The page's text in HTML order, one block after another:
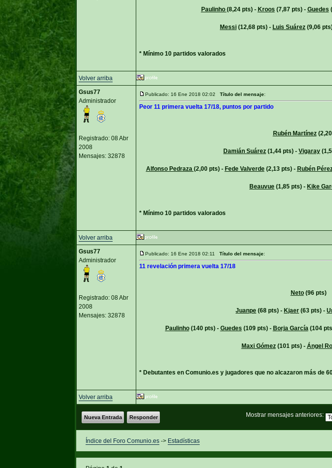
Paulinho (8,24 pts) - Kroos (7,87 pts) - Guedes
Messi (12,68 pts) - Luis Suárez (9,06
* Mínimo 10 partidos valorados
Volver arriba
Gsus77
Administrador
Registrado: 08 Abr
2008
Mensajes: 32878
Publicado: 16 Ene 2018 02:02 Título del mensaje:
Peor 11 primera vuelta 17/18, puntos por partido
Rubén Martínez
Damián Suárez (1,44 pts) - Vigaray
Alfonso Pedraza (2,00 pts) - Fede Valverde(2,13 pts) - Rubén
Beauvue (1,85 pts) - Kike
* Mínimo 10 partidos valorados
Volver arriba
Gsus77
Administrador
Registrado: 08 Abr
2008
Mensajes: 32878
Publicado: 16 Ene 2018 02:11 Título del mensaje:
11 revelación primera vuelta 17/18
Neto(96 pts)
Juanpe (68 pts) - Kjaer (63 pts) -
Paulinho(140 pts) - Guedes (109 pts) - Borja García(104
Maxi Gómez(101 pts) - Ángel
* Debutantes en Comunio.es y jugadores que no alcazaron más de
Volver arriba
Mostrar mensajes anteriores:
Nueva Entrada Responder
Índice del Foro Comunio.es-> Estadísticas